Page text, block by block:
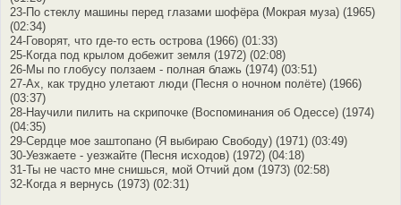
23-По стеклу машины перед глазами шофёра (Мокрая муза) (1965)
(02:34)
24-Говорят, что где-то есть острова (1966) (01:33)
25-Когда под крылом добежит земля (1972) (02:08)
26-Мы по глобусу ползаем - полная блажь (1974) (03:51)
27-Ах, как трудно улетают люди (Песня о ночном полёте) (1966)
(03:37)
28-Научили пилить на скрипочке (Воспоминания об Одессе) (1974)
(04:35)
29-Сердце мое заштопано (Я выбираю Свободу) (1971) (03:49)
30-Уезжаете - уезжайте (Песня исходов) (1972) (04:18)
31-Ты не часто мне снишься, мой Отчий дом (1973) (02:58)
32-Когда я вернусь (1973) (02:31)